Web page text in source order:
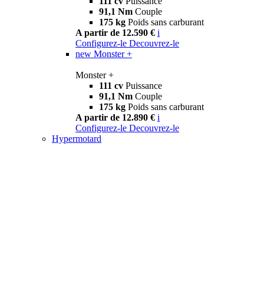
91,1 Nm Couple
175 kg Poids sans carburant
A partir de 12.590 € i
Configurez-le Decouvrez-le
new Monster +
Monster +
111 cv Puissance
91,1 Nm Couple
175 kg Poids sans carburant
A partir de 12.890 € i
Configurez-le Decouvrez-le
Hypermotard